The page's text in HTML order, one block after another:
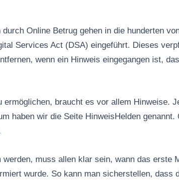
Online Betrug gehen in die hunderten
Services Act (DSA) eingeführt. Dieses
wenn ein Hinweis eingegangen ist,
ermöglichen, braucht es vor allem Hinweise.
haben wir die Seite HinweisHelden genannt.
muss allen klar sein, wann das erste
wurde. So kann man sicherstellen, dass